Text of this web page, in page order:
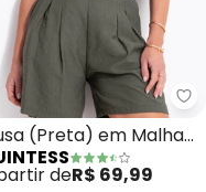
- Blusa
(Preta) em Malha
Algodão
deR$ 69,99